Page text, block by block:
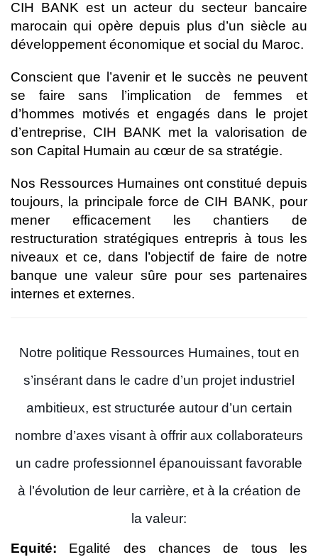
CIH BANK est un acteur du secteur bancaire
marocain qui opère depuis plus d’un siècle au
développement économique et social du Maroc.
Conscient que l’avenir et le succès ne peuvent
se faire sans l’implication de femmes et
d’hommes motivés et engagés dans le projet
d’entreprise, CIH BANK met la valorisation de
son Capital Humain au cœur de sa stratégie.
Nos Ressources Humaines ont constitué depuis
toujours, la principale force de CIH BANK, pour
mener efficacement les chantiers de
restructuration stratégiques entrepris à tous les
niveaux et ce, dans l’objectif de faire de notre
banque une valeur sûre pour ses partenaires
internes et externes.
Notre politique Ressources Humaines, tout en
s’insérant dans le cadre d’un projet industriel
ambitieux, est structurée autour d’un certain
nombre d’axes visant à offrir aux collaborateurs
un cadre professionnel épanouissant favorable
à l’évolution de leur carrière, et à la création de
la valeur:
Equité: Egalité des chances de tous les